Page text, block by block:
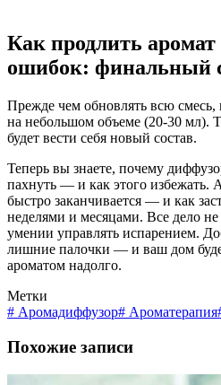
Как продлить аромат
ошибок: финальный
Прежде чем обновлять всю смесь,
на небольшом объеме (20-30 мл).
будет вести себя новый состав.
Теперь вы знаете, почему
пахнуть — и как этого избежать.
быстро заканчивается — и как
неделями и месяцами. Все дело не
умении управлять испарением.
лишние палочки — и ваш дом
ароматом надолго.
Метки
# Аромадиффузор# Ароматерапия
Похожие записи